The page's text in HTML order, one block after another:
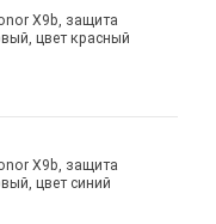
X9b, защита
цвет красный
X9b, защита
цвет синий